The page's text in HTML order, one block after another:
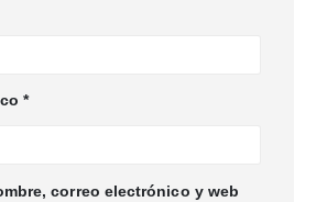
*
correo electrónico y web